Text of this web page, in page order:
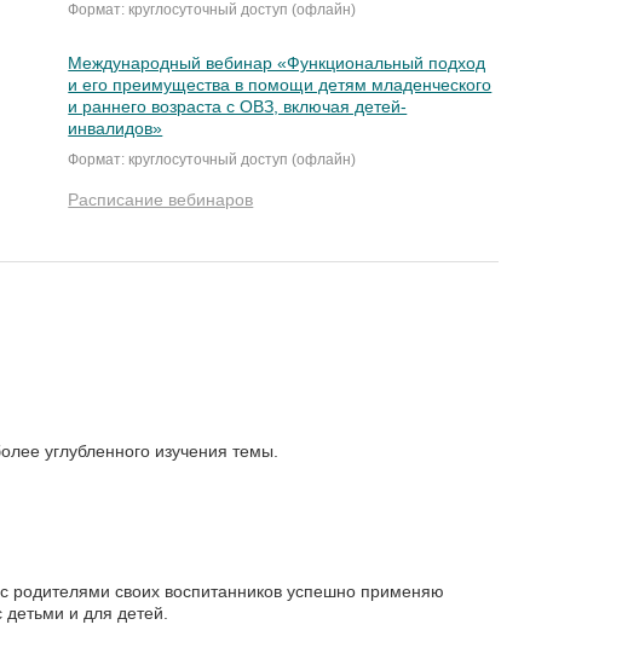
Формат: круглосуточный доступ (офлайн)
Международный вебинар «Функциональный подход
и его преимущества в помощи детям младенческого
и раннего возраста с ОВЗ, включая детей-
инвалидов»
Формат: круглосуточный доступ (офлайн)
Расписание вебинаров
углубленного изучения темы.
родителями своих воспитанников успешно применяю
детьми и для детей.